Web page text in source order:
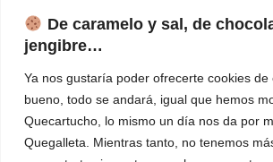
De caramelo y sal, de
jengibre…
Ya nos gustaría poder ofrecerte cookies de
bueno, todo se andará, igual que hemos
Quecartucho, lo mismo un día nos da por
Quegalleta. Mientras tanto, no tenemos